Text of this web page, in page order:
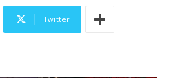
Twitter